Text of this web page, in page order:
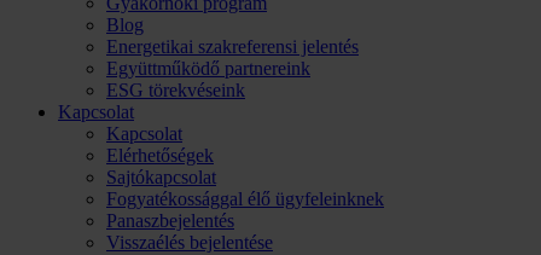
Blog
Energetikai szakreferensi jelentés
Együttműködő partnereink
ESG törekvéseink
Kapcsolat
Kapcsolat
Elérhetőségek
Sajtókapcsolat
Fogyatékossággal élő ügyfeleinknek
Panaszbejelentés
Visszaélés bejelentése